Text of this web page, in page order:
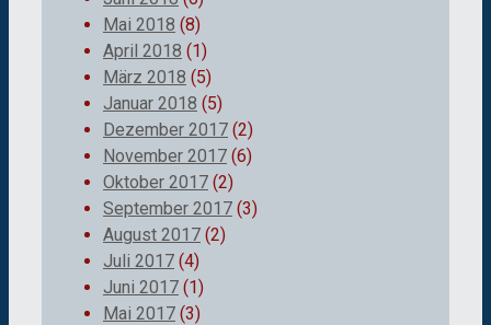
Mai 2018 (8)
April 2018 (1)
März 2018 (5)
Januar 2018 (5)
Dezember 2017 (2)
November 2017 (6)
Oktober 2017 (2)
September 2017 (3)
August 2017 (2)
Juli 2017 (4)
Juni 2017 (1)
Mai 2017 (3)